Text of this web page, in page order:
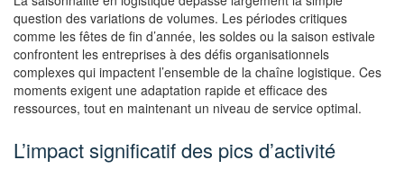
question des variations de volumes. Les périodes critiques
comme les fêtes de fin d’année, les soldes ou la saison estivale
confrontent les entreprises à des défis organisationnels
complexes qui impactent l’ensemble de la chaîne logistique. Ces
moments exigent une adaptation rapide et efficace des
ressources, tout en maintenant un niveau de service optimal.
L’impact significatif des pics d’activité